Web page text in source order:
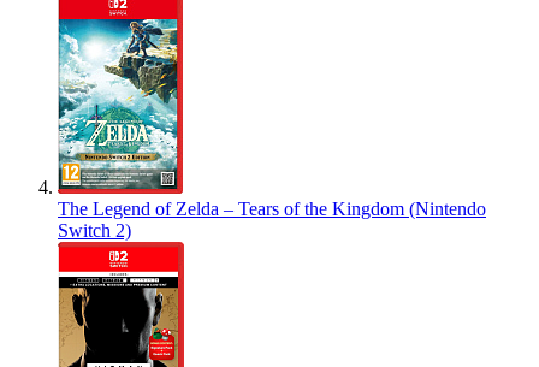
The Legend of Zelda – Tears of the Kingdom (Nintendo
Switch 2)